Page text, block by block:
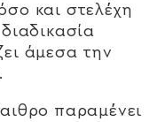
και στελέχη
άμεσα την
παραμένει